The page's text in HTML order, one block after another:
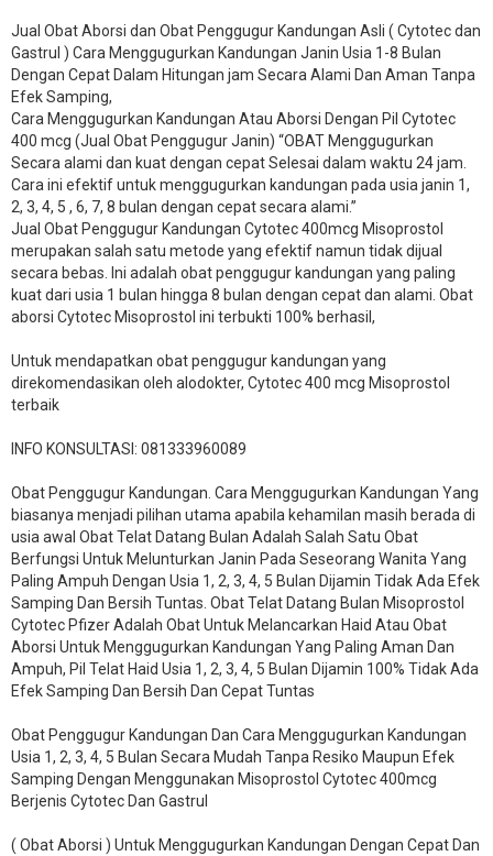
Jual Obat Aborsi dan Obat Penggugur Kandungan Asli ( Cytotec dan
Gastrul ) Cara Menggugurkan Kandungan Janin Usia 1-8 Bulan
Dengan Cepat Dalam Hitungan jam Secara Alami Dan Aman Tanpa
Efek Samping,
Cara Menggugurkan Kandungan Atau Aborsi Dengan Pil Cytotec
400 mcg (Jual Obat Penggugur Janin) “OBAT Menggugurkan
Secara alami dan kuat dengan cepat Selesai dalam waktu 24 jam.
Cara ini efektif untuk menggugurkan kandungan pada usia janin 1,
2, 3, 4, 5 , 6, 7, 8 bulan dengan cepat secara alami.”
Jual Obat Penggugur Kandungan Cytotec 400mcg Misoprostol
merupakan salah satu metode yang efektif namun tidak dijual
secara bebas. Ini adalah obat penggugur kandungan yang paling
kuat dari usia 1 bulan hingga 8 bulan dengan cepat dan alami. Obat
aborsi Cytotec Misoprostol ini terbukti 100% berhasil,
Untuk mendapatkan obat penggugur kandungan yang
direkomendasikan oleh alodokter, Cytotec 400 mcg Misoprostol
terbaik
INFO KONSULTASI: 081333960089
​Obat Penggugur Kandungan. Cara Menggugurkan Kandungan Yang
biasanya menjadi pilihan utama apabila kehamilan masih berada di
usia awal Obat Telat Datang Bulan Adalah Salah Satu Obat
Berfungsi Untuk Melunturkan Janin Pada Seseorang Wanita Yang
Paling Ampuh Dengan Usia 1, 2, 3, 4, 5 Bulan Dijamin Tidak Ada Efek
Samping Dan Bersih Tuntas. Obat Telat Datang Bulan Misoprostol
Cytotec Pfizer Adalah Obat Untuk Melancarkan Haid Atau Obat
Aborsi Untuk Menggugurkan Kandungan Yang Paling Aman Dan
Ampuh, Pil Telat Haid Usia 1, 2, 3, 4, 5 Bulan Dijamin 100% Tidak Ada
Efek Samping Dan Bersih Dan Cepat Tuntas
Obat Penggugur Kandungan Dan Cara Menggugurkan Kandungan
Usia 1, 2, 3, 4, 5 Bulan Secara Mudah Tanpa Resiko Maupun Efek
Samping Dengan Menggunakan Misoprostol Cytotec 400mcg
Berjenis Cytotec Dan Gastrul
( Obat Aborsi ) Untuk Menggugurkan Kandungan Dengan Cepat Dan